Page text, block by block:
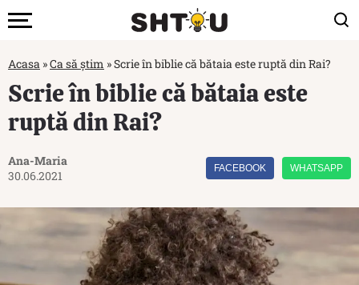
Acasa »Ca să știm »Scrie în biblie că bătaia este ruptă din Rai?
Scrie în biblie că bătaia este
ruptă din Rai?
Ana-Maria
30.06.2021
FACEBOOK WHATSAPP